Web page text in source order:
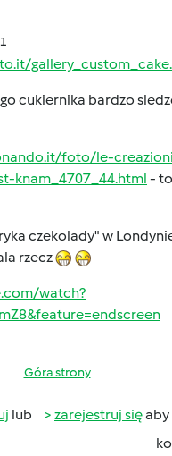
cukiernika bardzo
foto/le-
knam_4707_44.html -
czekolady" w
rzecz
watch?
Góra strony
lub zarejestruj się